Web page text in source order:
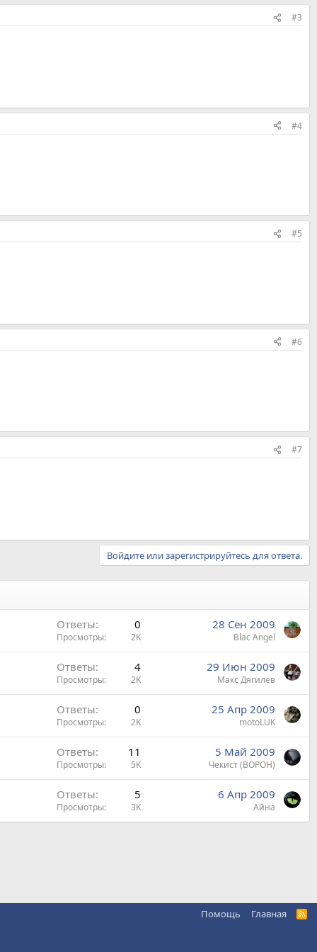
#3
#4
#5
#6
#7
Войдите или зарегистрируйтесь для ответа.
Ответы 0
Просмотры 2K
28 Сен 2009
Blac Angel
Ответы 4
Просмотры 2K
29 Июн 2009
Макс Дягилев
Ответы 0
Просмотры 2K
25 Апр 2009
motoLUK
Ответы 11
Просмотры 5K
5 Май 2009
Чекист (ВОРОН)
Ответы 5
Просмотры 3K
6 Апр 2009
Айна
Помощь Главная
R